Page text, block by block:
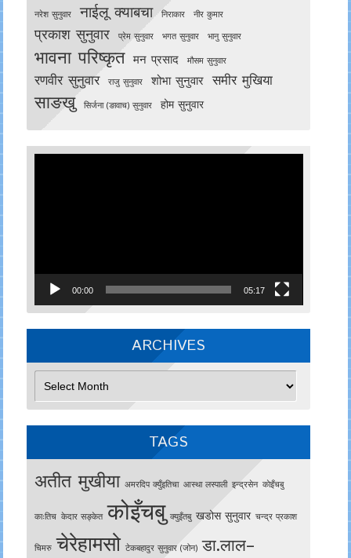
नरेश सुनुवार नाईलू क्याबचा निराकार नीर कुमार
प्रकाश सुनुवार प्रेम सुनुवार भगत सुनुवार भानु सुनुवार
भावना परिष्कृत मन प्रसाद मौसम सुनुवार
रणवीर सुनुवार राजु सुनुवार शोभा सुनुवार समीर मुखिया
साङखु सिर्जना (ङावाच) सुनुवार होम सुनुवार
00:00 05:17
ARCHIVES
TAGS
अतीत मुखीया अमरदिप क्युँइतिचा आस्था लस्पाली इन्द्रसेन काेइँचबु
काःतिच केदार सङ्केत कोइँचबु क्युइँतबु खडोस सुनुवार चन्द्र प्रकाश
चिमरु चेरेहामसो टेकबहादुर सुनुवार (जोन) डा.लाल–